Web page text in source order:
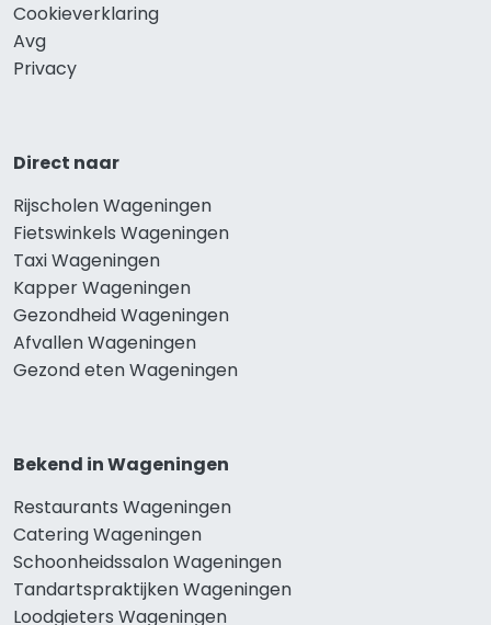
Cookieverklaring
Avg
Privacy
Direct naar
Rijscholen Wageningen
Fietswinkels Wageningen
Taxi Wageningen
Kapper Wageningen
Gezondheid Wageningen
Afvallen Wageningen
Gezond eten Wageningen
Bekend in Wageningen
Restaurants Wageningen
Catering Wageningen
Schoonheidssalon Wageningen
Tandartspraktijken Wageningen
Loodgieters Wageningen